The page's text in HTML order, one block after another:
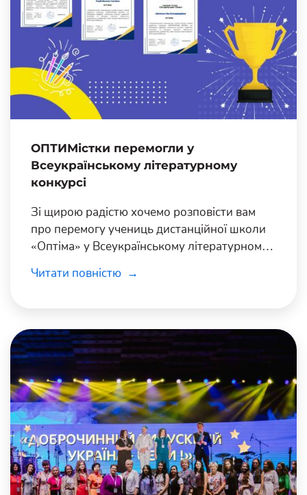
ОПТИМістки перемогли у
Всеукраїнському літературному
конкурсі
Зі щирою радістю хочемо розповісти вам
про перемогу учениць дистанційної школи
«Оптіма» у Всеукраїнському літературному
літератури «Літературний всесвіт».
Читати повністю